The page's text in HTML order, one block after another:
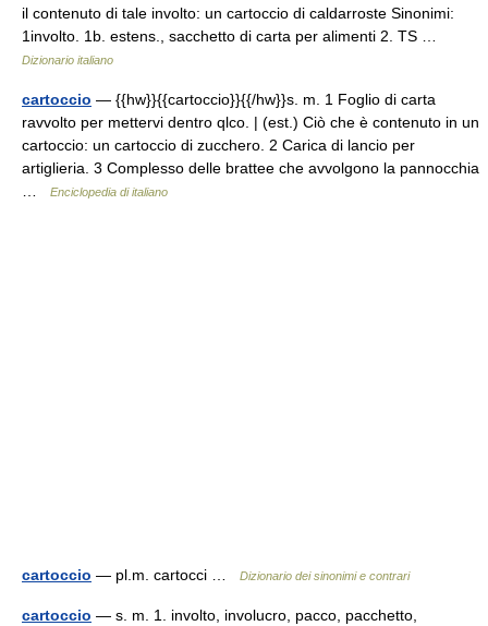
il contenuto di tale involto: un cartoccio di caldarroste Sinonimi:
1involto. 1b. estens., sacchetto di carta per alimenti 2. TS …
Dizionario italiano
cartoccio — {{hw}}{{cartoccio}}{{/hw}}s. m. 1 Foglio di carta
ravvolto per mettervi dentro qlco. | (est.) Ciò che è contenuto in un
cartoccio: un cartoccio di zucchero. 2 Carica di lancio per
artiglieria. 3 Complesso delle brattee che avvolgono la pannocchia
Enciclopedia di italiano
cartoccio — pl.m. cartocci … Dizionario dei sinonimi e contrari
cartoccio — s. m. 1. involto, involucro, pacco, pacchetto,